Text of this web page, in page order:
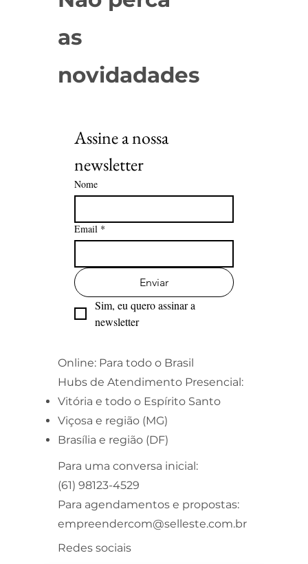
as
novidadades
Assine a nossa
newsletter
Nome
Email *
Enviar
Sim, eu quero assinar a
newsletter
Online: Para todo o Brasil
Hubs de Atendimento Presencial:
Vitória e todo o Espírito Santo
Viçosa e região (MG)
Brasília e região (DF)
Para uma conversa inicial:
(61) 98123-4529
Para agendamentos e propostas:
empreendercom@selleste.com.br
Redes sociais